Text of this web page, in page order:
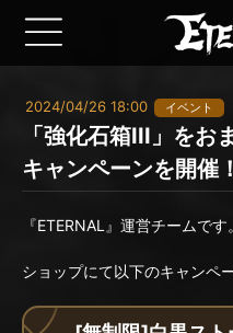
2024/04/26 18:00 イベント
「強化石箱III」をお
キャンペーンを開催！
『ETERNAL』運営チームです。
ショップにて以下のキャンペ